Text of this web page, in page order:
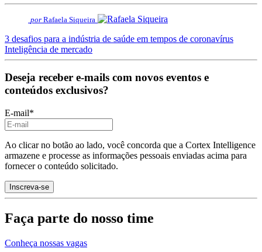
por Rafaela Siqueira
3 desafios para a indústria de saúde em tempos de coronavírus
Inteligência de mercado
Deseja receber e-mails com novos eventos e
conteúdos exclusivos?
E-mail*
Ao clicar no botão ao lado, você concorda que a Cortex Intelligence
armazene e processe as informações pessoais enviadas acima para
fornecer o conteúdo solicitado.
Faça parte do nosso time
Conheça nossas vagas